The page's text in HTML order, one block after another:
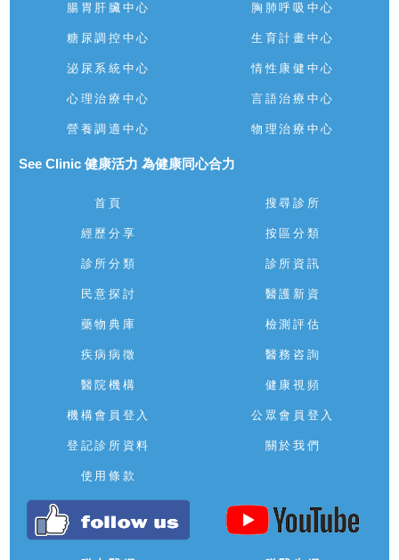
腸胃肝臟中心 胸肺呼吸中心
糖尿調控中心 生育計畫中心
泌尿系統中心 情性康健中心
心理治療中心 言語治療中心
營養調適中心 物理治療中心
See Clinic 健康活力 為健康同心合力
首頁 搜尋診所
經歷分享 按區分類
診所分類 診所資訊
民意探討 醫護新資
藥物典庫 檢測評估
疾病病徵 醫務咨詢
醫院機構 健康視頻
機構會員登入 公眾會員登入
登記診所資料 關於我們
使用條款